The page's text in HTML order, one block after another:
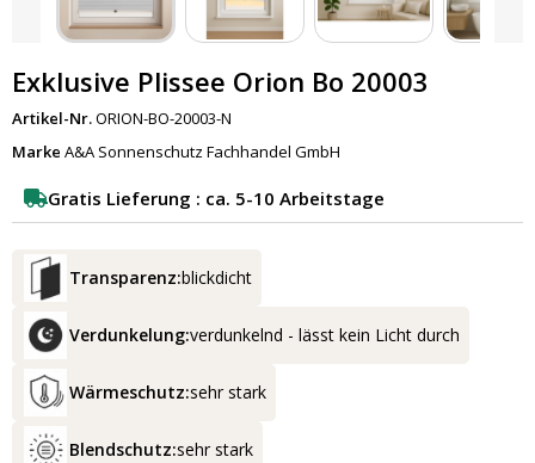
Exklusive Plissee Orion Bo 20003
Artikel-Nr.ORION-BO-20003-N
Marke A&A Sonnenschutz Fachhandel GmbH
Gratis Lieferung : ca. 5-10 Arbeitstage
Transparenz:blickdicht
Verdunkelung:verdunkelnd - lässt kein Licht durch
Wärmeschutz:sehr stark
Blendschutz:sehr stark